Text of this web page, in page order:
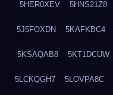
5HER0XEV 5HNS21Z8
5J5FOXDN 5KAFKBC4
5KSAQAB8 5KT1DCUW
5LCKQGH7 5LOVPA8C